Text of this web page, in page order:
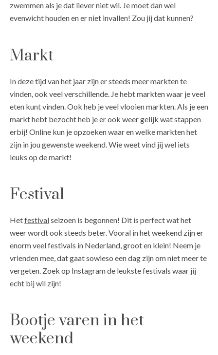
zwemmen als je dat liever niet wil. Je moet dan wel
evenwicht houden en er niet invallen! Zou jij dat kunnen?
Markt
In deze tijd van het jaar zijn er steeds meer markten te
vinden, ook veel verschillende. Je hebt markten waar je veel
eten kunt vinden. Ook heb je veel vlooien markten. Als je een
markt hebt bezocht heb je er ook weer gelijk wat stappen
erbij! Online kun je opzoeken waar en welke markten het
zijn in jou gewenste weekend. Wie weet vind jij wel iets
leuks op de markt!
Festival
Hetfestivalseizoen is begonnen! Dit is perfect wat het
weer wordt ook steeds beter. Vooral in het weekend zijn er
enorm veel festivals in Nederland, groot en klein! Neem je
vrienden mee, dat gaat sowieso een dag zijn om niet meer te
vergeten. Zoek op Instagram de leukste festivals waar jij
echt bij wil zijn!
Bootje varen in het
weekend